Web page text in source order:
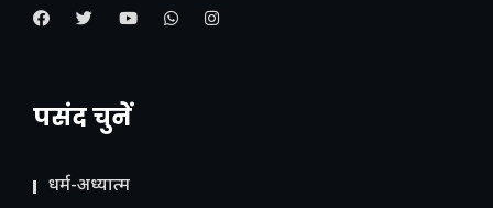
पसंद चुनें
धर्म-अध्यात्म